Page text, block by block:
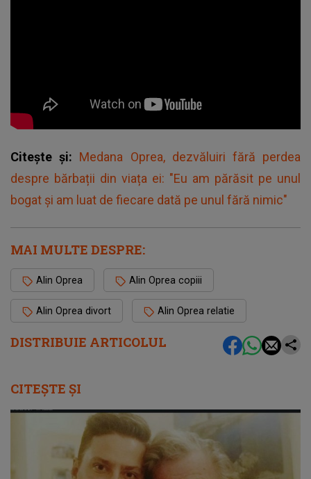
DISTRIBUIE ARTICOLUL
Citește și: Medana Oprea, dezvăluiri fără perdea
despre bărbații din viața ei: "Eu am părăsit pe unul
bogat și am luat de fiecare dată pe unul fără nimic"
MAI MULTE DESPRE:
Alin Oprea Alin Oprea copiii
Alin Oprea divort Alin Oprea relatie
CITEȘTE ȘI